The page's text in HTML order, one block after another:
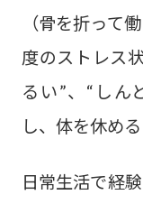
（骨を折って
度のストレス
るい”、“しん
し、体を休め
日常生活で経